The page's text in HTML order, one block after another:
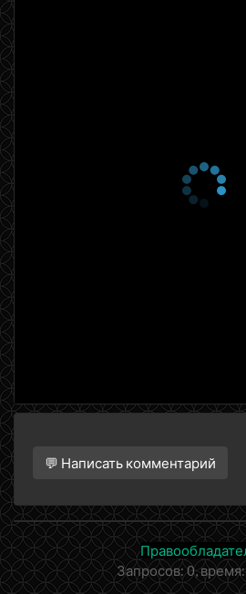
💬 Написать комментарий
Запросов: 0,